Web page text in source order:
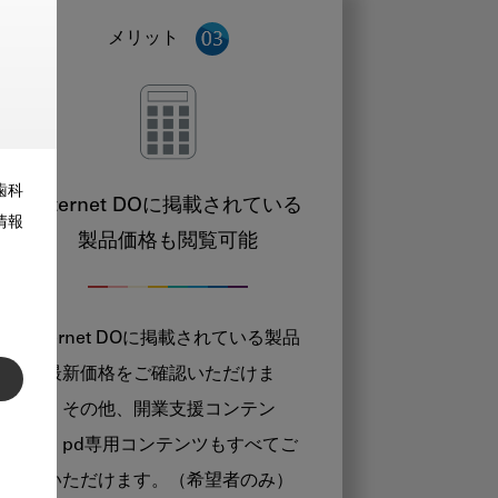
科
報
メリット
Internet DOに掲載されている
製品価格も閲覧可能
Internet DOに掲載されている製品
の最新価格をご確認いただけま
す。その他、開業支援コンテン
ツ、pd専用コンテンツもすべてご
覧いただけます。（希望者のみ）